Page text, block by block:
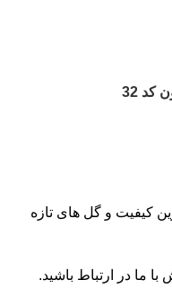
کد 32
کیفیت و گل های تازه
ما در ارتباط باشید.